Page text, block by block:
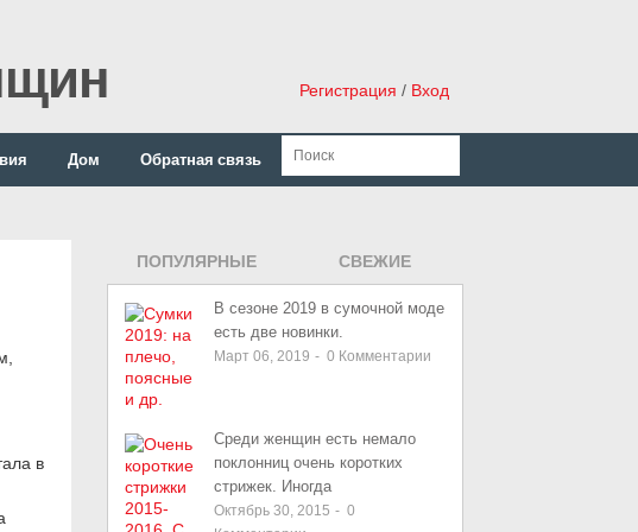
Регистрация / Вход
Дом Обратная связь
в
ПОПУЛЯРНЫЕ
ЗАПИСИ
СВЕЖИЕ
В сезоне 2019 в сумочной моде
есть две новинки.
Март 06, 2019 - 0 Комментарии
Среди женщин есть немало
поклонниц очень коротких
стрижек. Иногда
Октябрь 30, 2015 - 0